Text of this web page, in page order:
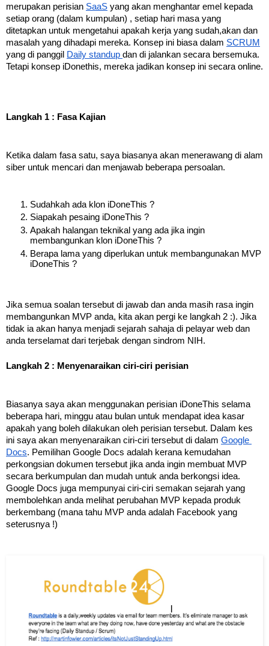
merupakan perisian SaaS yang akan menghantar emel kepada
setiap orang (dalam kumpulan) , setiap hari masa yang
ditetapkan untuk mengetahui apakah kerja yang sudah,akan dan
masalah yang dihadapi mereka. Konsep ini biasa dalam SCRUM
yang di panggil Daily standup dan di jalankan secara bersemuka.
Tetapi konsep iDonethis, mereka jadikan konsep ini secara online.
Langkah 1 : Fasa Kajian
Ketika dalam fasa satu, saya biasanya akan menerawang di alam
siber untuk mencari dan menjawab beberapa persoalan.
Sudahkah ada klon iDoneThis ?
Siapakah pesaing iDoneThis ?
Apakah halangan teknikal yang ada jika ingin
membangunkan klon iDoneThis ?
Berapa lama yang diperlukan untuk membangunakan MVP
iDoneThis ?
Jika semua soalan tersebut di jawab dan anda masih rasa ingin
membangunkan MVP anda, kita akan pergi ke langkah 2 :). Jika
tidak ia akan hanya menjadi sejarah sahaja di pelayar web dan
anda terselamat dari terjebak dengan sindrom NIH.
Langkah 2 : Menyenaraikan ciri-ciri perisian
Biasanya saya akan menggunakan perisian iDoneThis selama
beberapa hari, minggu atau bulan untuk mendapat idea kasar
apakah yang boleh dilakukan oleh perisian tersebut. Dalam kes
ini saya akan menyenaraikan ciri-ciri tersebut di dalam Google
Docs. Pemilihan Google Docs adalah kerana kemudahan
perkongsian dokumen tersebut jika anda ingin membuat MVP
secara berkumpulan dan mudah untuk anda berkongsi idea.
Google Docs juga mempunyai ciri-ciri semakan sejarah yang
membolehkan anda melihat perubahan MVP kepada produk
berkembang (mana tahu MVP anda adalah Facebook yang
seterusnya !)